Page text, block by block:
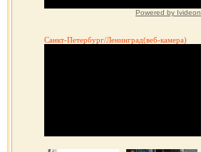
Powered by Ivideon
Санкт-Петербург/Ленинград(веб-камера)